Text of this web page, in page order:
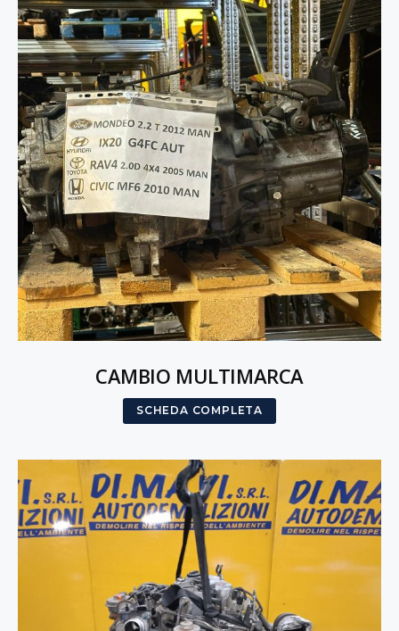
CAMBIO MULTIMARCA
SCHEDA COMPLETA